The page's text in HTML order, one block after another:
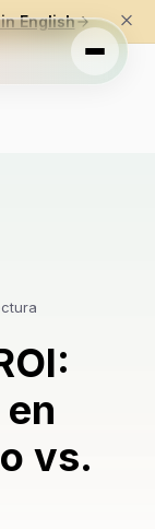
English
vs.